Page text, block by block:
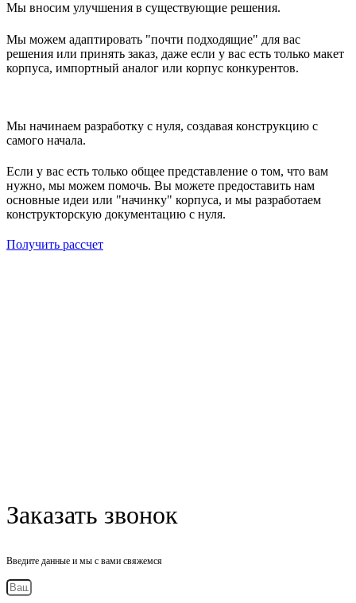
Мы вносим улучшения в существующие решения.
Мы можем адаптировать "почти подходящие" для вас
решения или принять заказ, даже если у вас есть только макет
корпуса, импортный аналог или корпус конкурентов.
Мы начинаем разработку с нуля, создавая конструкцию с
самого начала.
Если у вас есть только общее представление о том, что вам
нужно, мы можем помочь. Вы можете предоставить нам
основные идеи или "начинку" корпуса, и мы разработаем
конструкторскую документацию с нуля.
Получить рассчет
Заказать звонок
Введите данные и мы с вами свяжемся